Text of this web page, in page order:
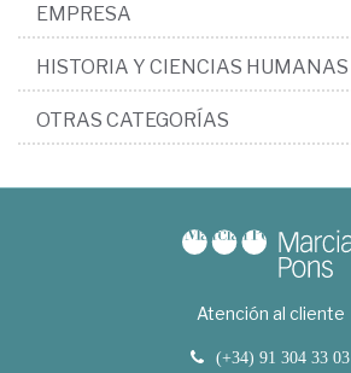
EMPRESA
HISTORIA Y CIENCIAS HUMANAS
OTRAS CATEGORÍAS
Atención al cliente
(+34) 91 304 33 03